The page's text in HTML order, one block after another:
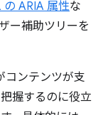
の ARIA 属性な
ー補助ツリーを
コンテンツが支
握するのに役立